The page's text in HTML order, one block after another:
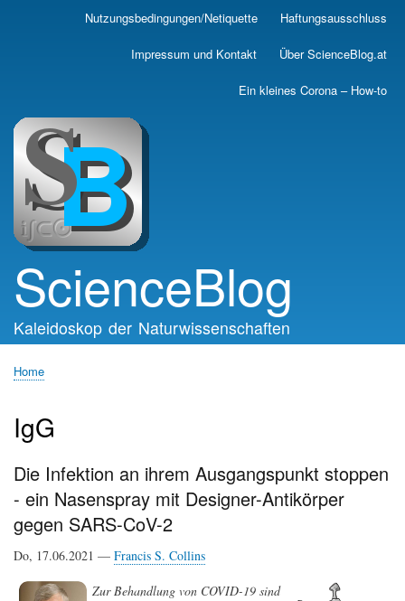
Skip
main
Nutzungsbedingungen/Netiquette Haftungsausschluss
Impressum und Kontakt Über ScienceBlog.at
Ein kleines Corona – How-to
ScienceBlog
Kaleidoskop der Naturwissenschaften
Home
IgG
Die Infektion an ihrem Ausgangspunkt stoppen
- ein Nasenspray mit Designer-Antikörper
gegen SARS-CoV-2
Do, 17.06.2021 — Francis S. Collins
Zur Behandlung von COVID-19 sind